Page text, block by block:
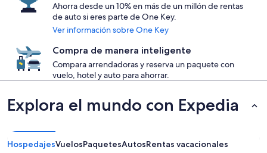
Ahorra desde un 10% en más de un millón de rentas
de auto si eres parte de One Key.
Ver información sobre One Key
Compra de manera inteligente
Compara arrendadoras y reserva un paquete con
vuelo, hotel y auto para ahorrar.
Explora el mundo con Expedia
HospedajesVuelosPaquetesAutosRentas vacacionales